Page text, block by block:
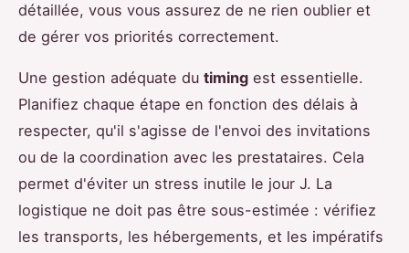
détaillée, vous vous assurez de ne rien oublier et
de gérer vos priorités correctement.
Une gestion adéquate du timing est essentielle.
Planifiez chaque étape en fonction des délais à
respecter, qu'il s'agisse de l'envoi des invitations
ou de la coordination avec les prestataires. Cela
permet d'éviter un stress inutile le jour J. La
logistique ne doit pas être sous-estimée : vérifiez
les transports, les hébergements, et les impératifs